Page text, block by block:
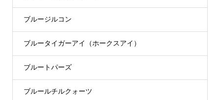
ブルージルコン
ブルータイガーアイ（ホークスアイ）
ブルートパーズ
ブルールチルクォーツ